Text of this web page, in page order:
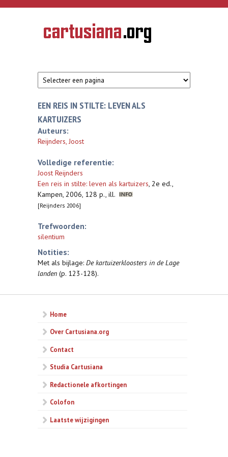
Overslaan en naar de inhoud gaan
CARTUSIANA
Geschiedenis
van de
EEN REIS IN STILTE: LEVEN ALS
KARTUIZERS
Auteurs:
Reijnders, Joost
Volledige referentie:
Joost Reijnders
Een reis in stilte: leven als kartuizers, 2e ed.,
Kampen, 2006, 128 p., ill.
[Reijnders 2006]
Trefwoorden:
silentium
Notities:
Met als bijlage: De kartuizerkloosters in de Lage
landen (p. 123-128).
Home
Over Cartusiana.org
Contact
Studia Cartusiana
Redactionele afkortingen
Colofon
Laatste wijzigingen